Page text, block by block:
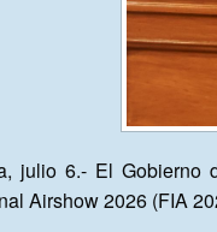
julio 6.- El
Airshow 2026 (FIA